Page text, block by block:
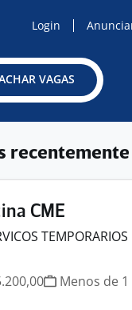
Login
VAGAS
recentemente
CME
TEMPORARIOS
Menos de